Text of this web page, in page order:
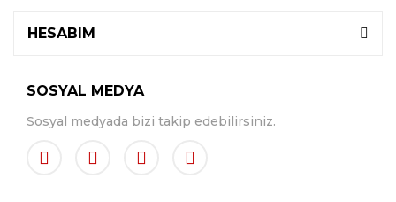
HESABIM
SOSYAL MEDYA
Sosyal medyada bizi takip edebilirsiniz.